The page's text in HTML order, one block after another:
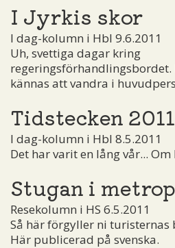
I Jyrkis skor
I dag-kolumn i Hbl 9.6.2011
Uh, svettiga dagar kring
kännas att vandra i
Tidstecken 2011
I dag-kolumn i Hbl 8.5.2011
Det har varit en lång vår...
Stugan i
Resekolumn i HS 6.5.2011
Så här förgyller ni turisternas
Här publicerad på svenska.